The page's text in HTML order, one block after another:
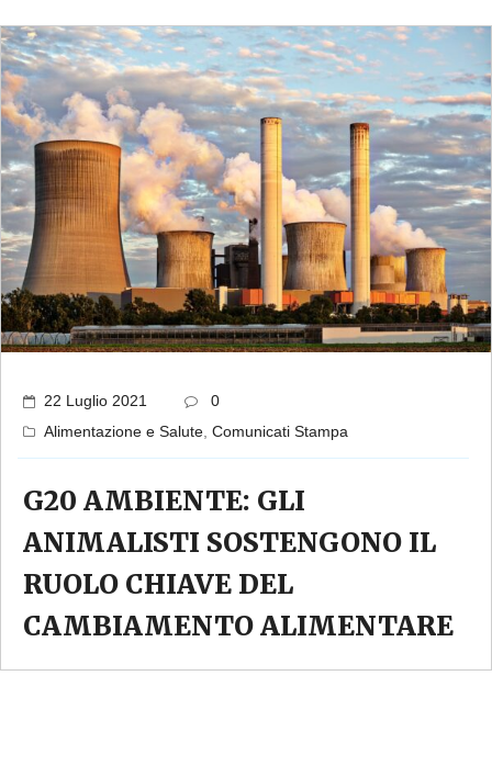
22 Luglio 2021
0
Alimentazione e Salute, Comunicati Stampa
G20 AMBIENTE: GLI
ANIMALISTI SOSTENGONO IL
RUOLO CHIAVE DEL
CAMBIAMENTO ALIMENTARE